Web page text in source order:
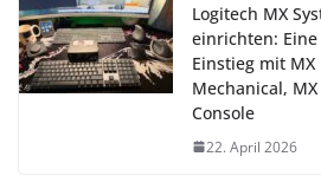
Logitech MX
einrichten:
Einstieg mit MX
Mechanical,
Console
22. April 2026